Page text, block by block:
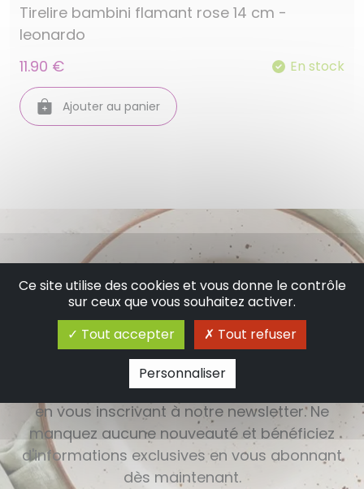
Tirelire bambini flamant rose 14 cm -
leonardo
11.90 €
En stock
Ajouter au panier
S'inscrire à la newsletter
Restez informé(e) des dernières actualités,
événements, promotions et offres exclusives
en vous inscrivant à notre newsletter. Ne
manquez aucune nouveauté et bénéficiez
d'informations exclusives en vous abonnant
dès maintenant.
Ce site utilise des cookies et vous donne le contrôle
sur ceux que vous souhaitez activer.
Tout accepter
Tout refuser
Personnaliser